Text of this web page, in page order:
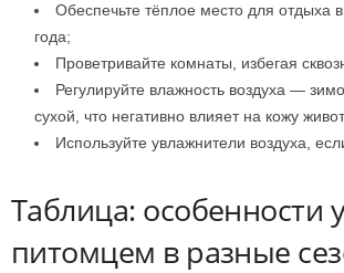
Обеспечьте тёплое место для отдыха
года;
Проветривайте комнаты, избегая
Регулируйте влажность воздуха —
сухой, что негативно влияет на кожу
Используйте увлажнители воздуха,
Таблица: особенности
питомцем в разные